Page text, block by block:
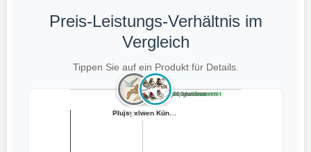
Preis-Leistungs-Verhältnis im
Vergleich
Tippen Sie auf ein Produkt für Details.
Teuer, gut bewertet
Teuer, schlecht bewertet
Preiswert, gut bewertet
Preiswert, schlecht bewertet
SOGHO 5 Stück D... ALEMIN Rost Vog...
JACKANNA 2 Stüc...
PIujsym 3 Stück... xlwen Künstlich...